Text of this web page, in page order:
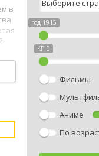
в
год 1915
КП 0
Фильмы
Аниме
По